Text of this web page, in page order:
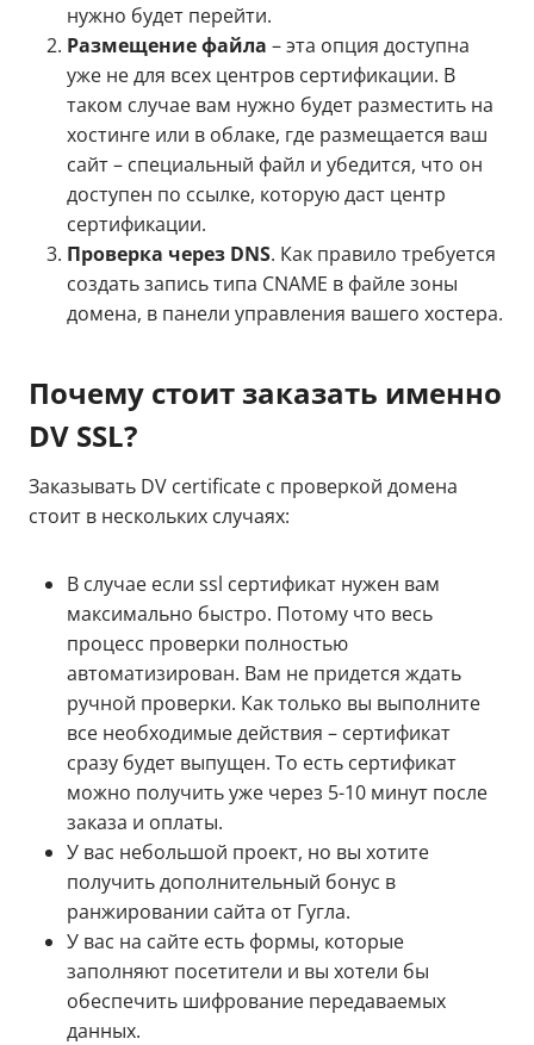
нужно будет перейти.
Размещение файла – эта опция доступна
уже не для всех центров сертификации. В
таком случае вам нужно будет разместить на
хостинге или в облаке, где размещается ваш
сайт – специальный файл и убедится, что он
доступен по ссылке, которую даст центр
сертификации.
Проверка через DNS. Как правило требуется
создать запись типа CNAME в файле зоны
домена, в панели управления вашего хостера.
Почему стоит заказать именно
DV SSL?
Заказывать DV certificate с проверкой домена
стоит в нескольких случаях:
В случае если ssl сертификат нужен вам
максимально быстро. Потому что весь
процесс проверки полностью
автоматизирован. Вам не придется ждать
ручной проверки. Как только вы выполните
все необходимые действия – сертификат
сразу будет выпущен. То есть сертификат
можно получить уже через 5-10 минут после
заказа и оплаты.
У вас небольшой проект, но вы хотите
получить дополнительный бонус в
ранжировании сайта от Гугла.
У вас на сайте есть формы, которые
заполняют посетители и вы хотели бы
обеспечить шифрование передаваемых
данных.